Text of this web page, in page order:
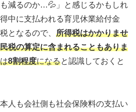
減るのか…💦」と感じるかもしれ
中に支払われる育児休業給付金
となるので、 所得税はかかりませ
税の算定に含まれることもありま
8割程度になると認識しておくと
人も会社側も社会保険料の支払い